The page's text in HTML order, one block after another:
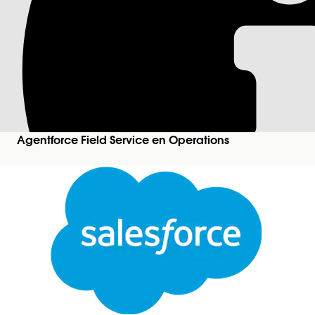
Agentforce Field Service en Operations
Pop-overs in de
Pop-overs consolideren belangrijke informatie
Beschikbaar in: Lightning Experience
De kernvoorzieningen van Field Service, het
Developer
Edition.
Dit is een voorziening voor beheerde
Pop-overs consolideren belangrijke informatie en
de serviceresourcedetails die ze nodig hebben,
te navigeren.